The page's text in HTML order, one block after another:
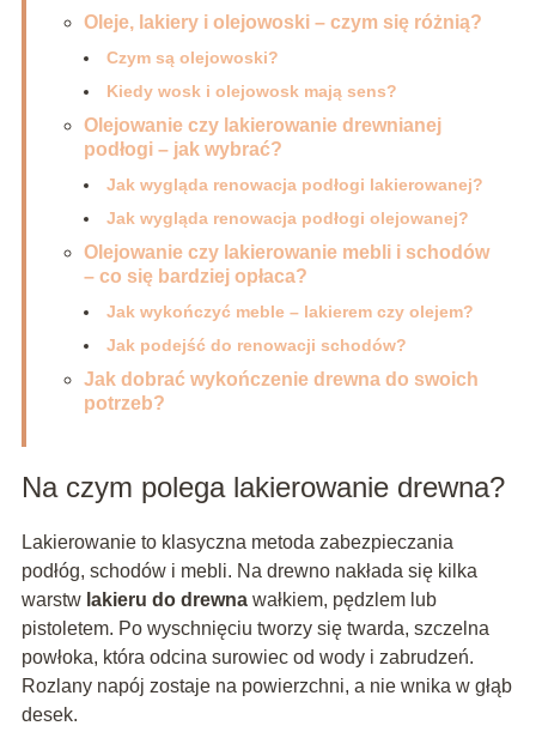
Oleje, lakiery i olejowoski – czym się różnią?
Czym są olejowoski?
Kiedy wosk i olejowosk mają sens?
Olejowanie czy lakierowanie drewnianej
podłogi – jak wybrać?
Jak wygląda renowacja podłogi lakierowanej?
Jak wygląda renowacja podłogi olejowanej?
Olejowanie czy lakierowanie mebli i schodów
– co się bardziej opłaca?
Jak wykończyć meble – lakierem czy olejem?
Jak podejść do renowacji schodów?
Jak dobrać wykończenie drewna do swoich
potrzeb?
Na czym polega lakierowanie drewna?
Lakierowanie to klasyczna metoda zabezpieczania
podłóg, schodów i mebli. Na drewno nakłada się kilka
warstw lakieru do drewnawałkiem, pędzlem lub
pistoletem. Po wyschnięciu tworzy się twarda, szczelna
powłoka, która odcina surowiec od wody i zabrudzeń.
Rozlany napój zostaje na powierzchni, a nie wnika w głąb
desek.